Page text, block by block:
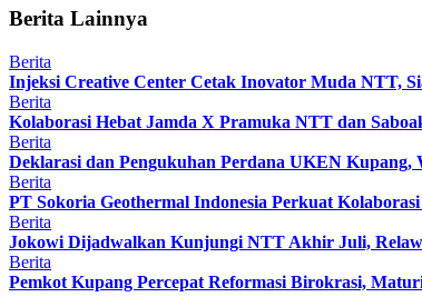
Berita Lainnya
Berita
Injeksi Creative Center Cetak Inovator Muda NTT,
Berita
Kolaborasi Hebat Jamda X Pramuka NTT dan
Berita
Deklarasi dan Pengukuhan Perdana UKEN
Berita
PT Sokoria Geothermal Indonesia Perkuat
Berita
Jokowi Dijadwalkan Kunjungi NTT Akhir Juli,
Berita
Pemkot Kupang Percepat Reformasi Birokrasi,